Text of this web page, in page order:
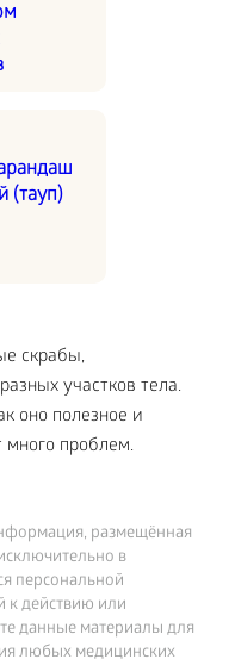
(тауп)
скрабы,
участков тела.
оно полезное и
много проблем.
размещённая
в
персональной
к действию или
данные материалы для
любых медицинских